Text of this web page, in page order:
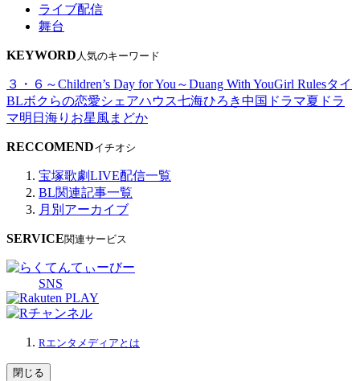
ライブ配信
舞台
KEYWORD 人気のキーワード
３・６～Children’s Day for You～Duang With YouGirl Rulesタイ
BLボクらの恋愛シェアハウス七海ひろき中国ドラマ夏ドラ
マ明日海りお星風まどか
RECCOMENDイチオシ
宝塚歌劇LIVE配信一覧
BL関連記事一覧
月別アーカイブ
SERVICE関連サービス
SNS
Rエンタメディアとは
閉じる